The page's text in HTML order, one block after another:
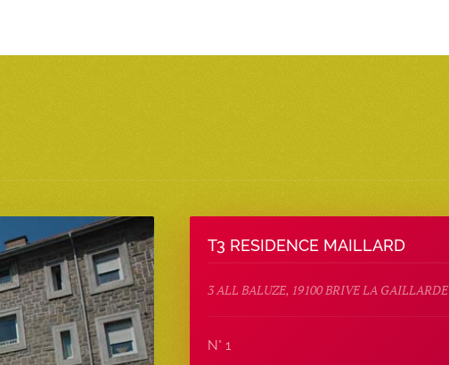
T3 RESIDENCE MAILLARD
3 ALL BALUZE, 19100 BRIVE LA GAILLARDE
N° 1